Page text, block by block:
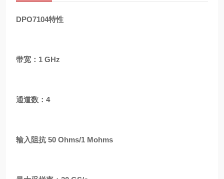
DPO7104特性
带宽：1 GHz
通道数：4
输入阻抗 50 Ohms/1 Mohms